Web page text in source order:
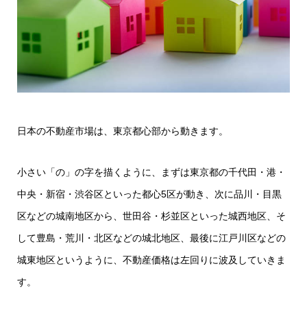
日本の不動産市場は、東京都心部から動きます。
小さい「の」の字を描くように、まずは東京都の千代田・港・
中央・新宿・渋谷区といった都心5区が動き、次に品川・目黒
区などの城南地区から、世田谷・杉並区といった城西地区、そ
して豊島・荒川・北区などの城北地区、最後に江戸川区などの
城東地区というように、不動産価格は左回りに波及していきま
す。